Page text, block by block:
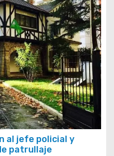
al jefe policial y
patrullaje